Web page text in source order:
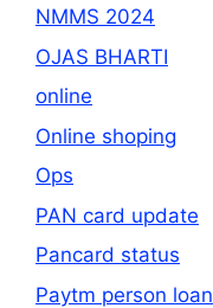
NMMS 2024
OJAS BHARTI
online
Online shoping
Ops
PAN card update
Pancard status
Paytm person loan